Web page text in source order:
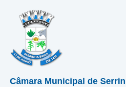
Câmara Municipal de